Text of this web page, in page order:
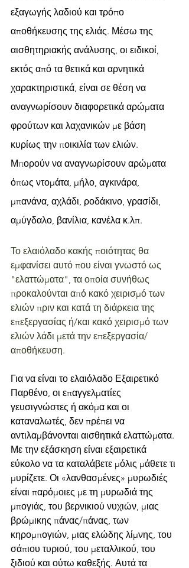
εξαγωγής λαδιού και τρόπο
αποθήκευσης της ελιάς. Μέσω της
αισθητηριακής ανάλυσης, οι ειδικοί,
εκτός από τα θετικά και αρνητικά
χαρακτηριστικά, είναι σε θέση να
αναγνωρίσουν διαφορετικά αρώματα
φρούτων και λαχανικών με βάση
κυρίως την ποικιλία των ελιών.
Μπορούν να αναγνωρίσουν αρώματα
όπως ντομάτα, μήλο, αγκινάρα,
μπανάνα, αχλάδι, ροδάκινο, γρασίδι,
αμύγδαλο, βανίλια, κανέλα κ.λπ.
Το ελαιόλαδο κακής ποιότητας θα
εμφανίσει αυτό που είναι γνωστό ως
"ελαττώματα", τα οποία συνήθως
προκαλούνται από κακό χειρισμό των
ελιών πριν και κατά τη διάρκεια της
επεξεργασίας ή/και κακό χειρισμό των
ελιών λάδι μετά την επεξεργασία/
αποθήκευση.
Για να είναι το ελαιόλαδο Εξαιρετικό
Παρθένο, οι επαγγελματίες
γευσιγνώστες ή ακόμα και οι
καταναλωτές, δεν πρέπει να
αντιλαμβάνονται αισθητικά ελαττώματα.
Με την εξάσκηση είναι εξαιρετικά
εύκολο να τα καταλάβετε μόλις μάθετε τι
μυρίζετε. Οι «λανθασμένες» μυρωδιές
είναι παρόμοιες με τη μυρωδιά της
μπογιάς, του βερνικιού νυχιών, μιας
βρώμικης πάνας/πάνας, των
κηρομπογιών, μιας ελώδης λίμνης, του
σάπιου τυριού, του μεταλλικού, του
ξιδιού και ούτω καθεξής. Αυτά τα